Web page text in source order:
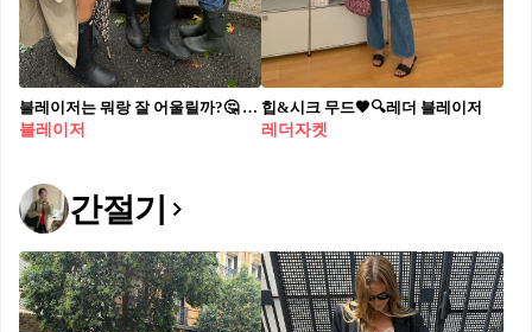
블레이저는 뭐랑 잘 어울릴까?🤔 데님 팬츠에 매치해서 미니멀한 데일리룩 완성해 보자🖤💙
블레이저
힙&시크 무드🖤🔍레더 블레이저
레더자켓
간절기